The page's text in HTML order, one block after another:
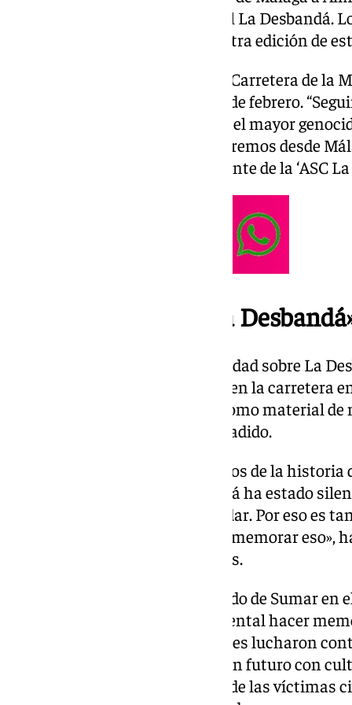
febrero en la IX Marcha Integral La
desde la calle Alcazabilla para otra edición de
Lo harán por la conocida como Carretera de la
jueves 6 de hasta el próximo 15 de febrero.
es sacar del olvido y del silencio el mayor
Más de 3.000 personas marcharemos desde
etapas”, ha asegurado el presidente de la ‘ASC
«Más verdad sobre La
Morales ha reclamado «más verdad sobre La
conocimiento de lo que ocurrió en la carretera
«La La Desbandá se declarará como material
Oficial del Estado (BOE)», ha añadido.
«Fue uno de los peores momentos de la
debe olvidar nunca. La Desbandá ha estado
muchos años. No se puede olvidar. Por eso es
que personas hayan venido a rememorar eso»,
Gobierno en Málaga, Javier Salas.
El coordinador de IU-A y diputado de Sumar en
parte, ha dicho que «es fundamental hacer
sufrieron esa masacre y a quienes lucharon
memoria podemos garantizar un futuro con
se dé tiene que ser en memoria de las